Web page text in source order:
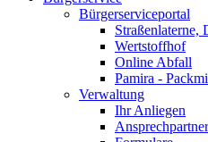
Bürgerserviceportal
Straßenlaterne,
Wertstoffhof
Online Abfall
Pamira -
Verwaltung
Ihr Anliegen
Ansprechpartner